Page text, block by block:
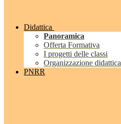
Didattica
Panoramica
Offerta Formativa
I progetti delle classi
Organizzazione didattica
PNRR